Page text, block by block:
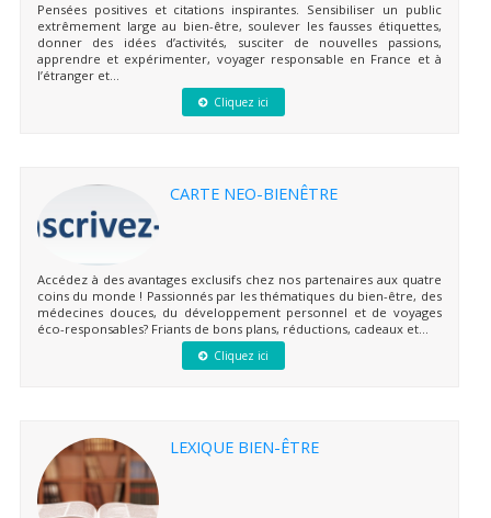
Pensées positives et citations inspirantes. Sensibiliser un public
extrêmement large au bien-être, soulever les fausses étiquettes,
donner des idées d’activités, susciter de nouvelles passions,
apprendre et expérimenter, voyager responsable en France et à
l’étranger et...
Cliquez ici
CARTE NEO-BIENÊTRE
Accédez à des avantages exclusifs chez nos partenaires aux quatre
coins du monde ! Passionnés par les thématiques du bien-être, des
médecines douces, du développement personnel et de voyages
éco-responsables? Friants de bons plans, réductions, cadeaux et...
Cliquez ici
LEXIQUE BIEN-ÊTRE